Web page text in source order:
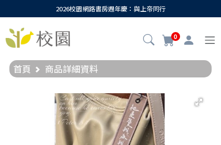
2026校園網路書房週年慶：與上帝同行
0
首頁 商品詳細資料